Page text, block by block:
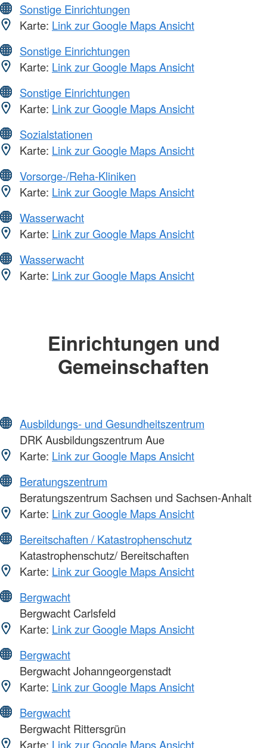
Sonstige Einrichtungen
Karte: Link zur Google Maps Ansicht
Sonstige Einrichtungen
Karte: Link zur Google Maps Ansicht
Sonstige Einrichtungen
Karte: Link zur Google Maps Ansicht
Sozialstationen
Karte: Link zur Google Maps Ansicht
Vorsorge-/Reha-Kliniken
Karte: Link zur Google Maps Ansicht
Wasserwacht
Karte: Link zur Google Maps Ansicht
Wasserwacht
Karte: Link zur Google Maps Ansicht
Einrichtungen und
Gemeinschaften
Ausbildungs- und Gesundheitszentrum
DRK Ausbildungszentrum Aue
Karte: Link zur Google Maps Ansicht
Beratungszentrum
Beratungszentrum Sachsen und Sachsen-Anhalt
Karte: Link zur Google Maps Ansicht
Bereitschaften / Katastrophenschutz
Katastrophenschutz/ Bereitschaften
Karte: Link zur Google Maps Ansicht
Bergwacht
Bergwacht Carlsfeld
Karte: Link zur Google Maps Ansicht
Bergwacht
Bergwacht Johanngeorgenstadt
Karte: Link zur Google Maps Ansicht
Bergwacht
Bergwacht Rittersgrün
Karte: Link zur Google Maps Ansicht